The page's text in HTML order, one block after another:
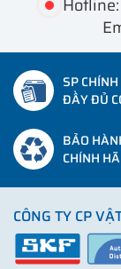
Hotline:
SP
ĐẦY ĐỦ
BẢO
CHÍNH
CÔNG TY CP